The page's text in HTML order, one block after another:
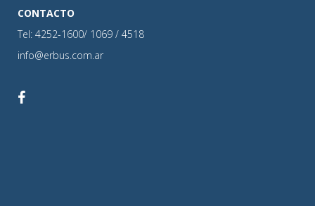
CONTACTO
Tel: 4252-1600/ 1069 / 4518
info@erbus.com.ar